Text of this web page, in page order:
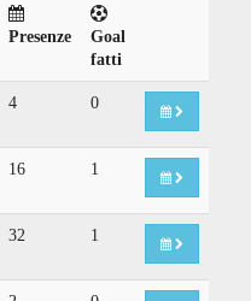
Presenze
Goal
fatti
4 0
16 1
32 1